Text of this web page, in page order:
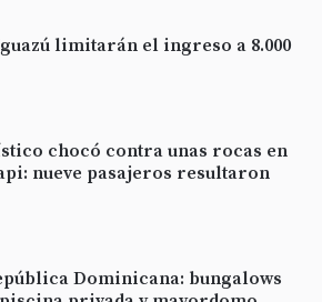
limitarán el ingreso a 8.000
chocó contra unas rocas en
nueve pasajeros resultaron
Dominicana: bungalows